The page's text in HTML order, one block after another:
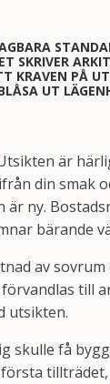
SKRIVER
KRAVEN PÅ
UT
är
din smak
ny.
bärande
av sovrum
till
utsikten.
skulle få